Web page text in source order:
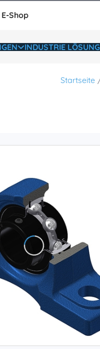
E-Shop
INDUSTRIE
Startseite